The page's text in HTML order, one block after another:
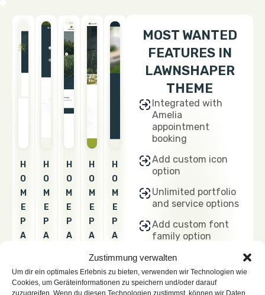
Zustimmung verwalten
Um dir ein optimales Erlebnis zu bieten, verwenden wir Technologien wie
Cookies, um Geräteinformationen zu speichern und/oder darauf
zuzugreifen. Wenn du diesen Technologien zustimmst, können wir Daten
H
O
M
E
P
A
0
1
H
O
M
E
P
A
2
H
O
M
E
P
A
0
3
H
O
M
E
P
A
E
4
H
O
M
E
P
A
E
5
MOST WANTED
FEATURES IN
LAWNSHAPER
THEME
Integrated with
Amelia
appointment
booking
Add custom icon
option
Unlimited portfolio
and service options
Add custom font
family option
Google font family
option
Ajax portfolio filter